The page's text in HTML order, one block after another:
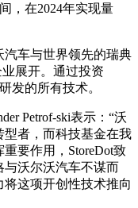
，在2024年实现量
车与世界领先的瑞典
展开。通过投资
发的所有技术。
Petrof-ski表示：“沃
者，而科技基金在我
要作用，StoreDot致
与沃尔沃汽车不谋而
这项开创性技术推向